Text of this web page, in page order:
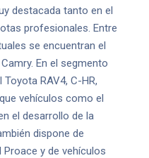
destacada tanto en el
profesionales. Entre
se encuentran el
En el segmento
RAV4, C-HR,
vehículos como el
el desarrollo de la
dispone de
y de vehículos